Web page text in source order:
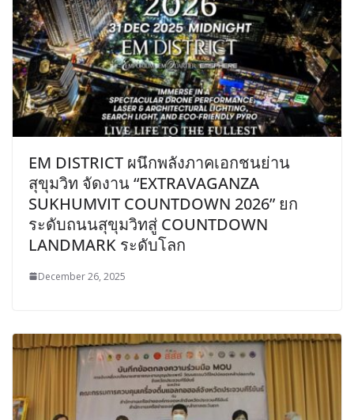
EM DISTRICT ผนึกพลังภาคเอกชนย่าน
สุขุมวิท จัดงาน “EXTRAVAGANZA
SUKHUMVIT COUNTDOWN 2026” ยก
ระดับถนนสุขุมวิทสู่ COUNTDOWN
LANDMARK ระดับโลก
December 26, 2025